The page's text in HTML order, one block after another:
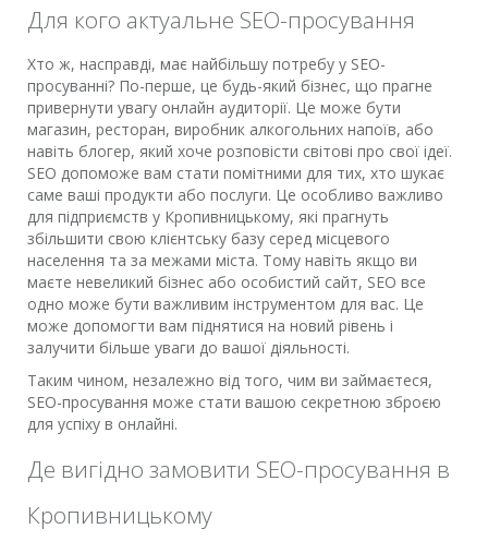
Для кого актуальне SEO-просування
Хто ж, насправді, має найбільшу потребу у SEO-
просуванні? По-перше, це будь-який бізнес, що прагне
привернути увагу онлайн аудиторії. Це може бути
магазин, ресторан, виробник алкогольних напоїв, або
навіть блогер, який хоче розповісти світові про свої ідеї.
SEO допоможе вам стати помітними для тих, хто шукає
саме ваші продукти або послуги. Це особливо важливо
для підприємств у Кропивницькому, які прагнуть
збільшити свою клієнтську базу серед місцевого
населення та за межами міста. Тому навіть якщо ви
маєте невеликий бізнес або особистий сайт, SEO все
одно може бути важливим інструментом для вас. Це
може допомогти вам піднятися на новий рівень і
залучити більше уваги до вашої діяльності.
Таким чином, незалежно від того, чим ви займаєтеся,
SEO-просування може стати вашою секретною зброєю
для успіху в онлайні.
Де вигідно замовити SEO-просування в
Кропивницькому